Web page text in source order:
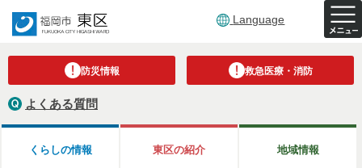
Language
防災情報 救急医療・消防
よくある質問
くらしの情報 東区の紹介 地域情報